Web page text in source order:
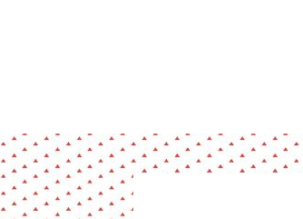
Compte-rendu
Dossier
thématique